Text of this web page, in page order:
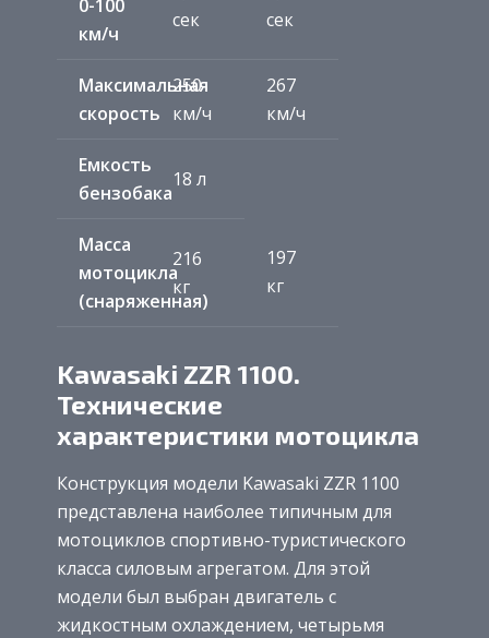
0-100
км/ч
сек
сек
Максимальная
скорость
250
км/ч
267
км/ч
Емкость
бензобака
18 л
Масса
мотоцикла
(снаряженная)
216
кг
197
кг
Kawasaki ZZR 1100.
Технические
характеристики мотоцикла
Конструкция модели Kawasaki ZZR 1100
представлена наиболее типичным для
мотоциклов спортивно-туристического
класса силовым агрегатом. Для этой
модели был выбран двигатель с
жидкостным охлаждением, четырьмя